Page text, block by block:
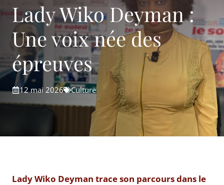
Lady Wiko Deyman :
Une voix née des
épreuves
12 mai 2026 Culture
Lady Wiko Deyman trace son parcours dans le